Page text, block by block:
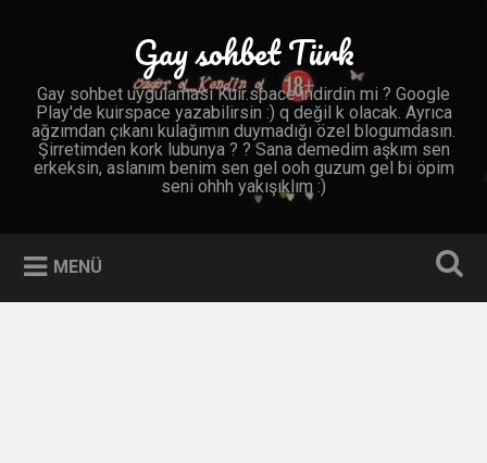
Gay sohbet Türk
Gay sohbet uygulaması Kuir.space indirdin mi ? Google
Play'de kuirspace yazabilirsin :) q değil k olacak. Ayrıca
ağzımdan çıkanı kulağımın duymadığı özel blogumdasın.
Şirretimden kork lubunya ? ? Sana demedim aşkım sen
erkeksin, aslanım benim sen gel ooh guzum gel bi öpim
seni ohhh yakışıklım :)
MENÜ